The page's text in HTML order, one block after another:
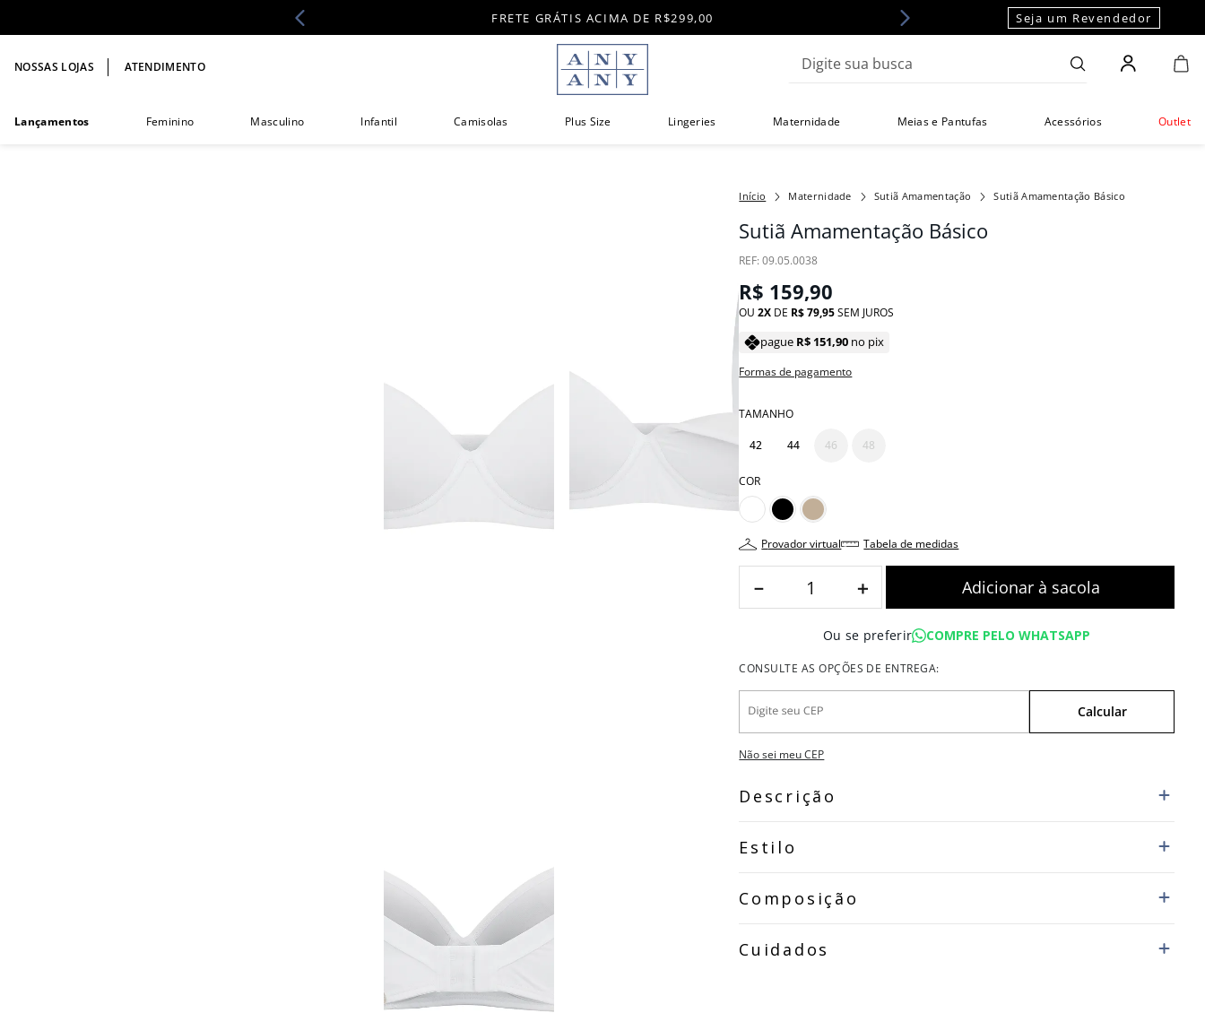
FRETE GRÁTIS ACIMA DE R$299,00 Seja um Revendedor
NOSSAS LOJAS ATENDIMENTO
Lançamentos Feminino Masculino Infantil Camisolas Plus Size Lingeries Maternidade Meias e Pantufas Acessórios Outlet
Maternidade Sutiã Amamentação Sutiã Amamentação Básico
Sutiã Amamentação Básico
:09.05.0038
R$ 159,90
OU2 DE R$79,95SEM JUROS
pague R$ 151,90 no pix
Formas de pagamento
TAMANHO
42 44 46 48
COR
provador virtual tabela de medidas
＋
－
Ou se preferir COMPRE PELO WHATSAPP
Não sei meu CEP
Descrição
Estilo
Composição
Cuidados